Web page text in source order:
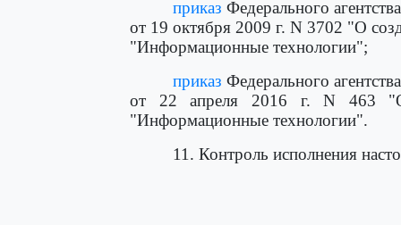
приказ Федерального
от 19 октября 2009 г. N 3702 "О
"Информационные технологии";
приказ Федерального
от 22 апреля 2016 г. N 463 "О
"Информационные технологии".
11. Контроль исполнения